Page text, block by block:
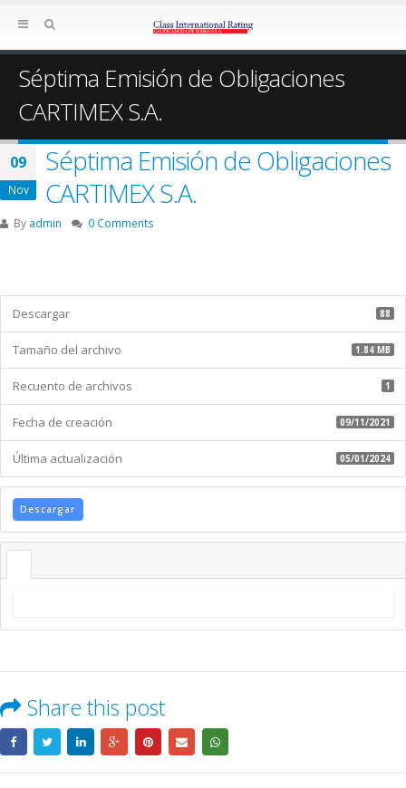
Séptima Emisión de Obligaciones
CARTIMEX S.A.
09
Nov
Séptima Emisión de Obligaciones
CARTIMEX S.A.
By admin 0 Comments
Descargar 88
Tamaño del archivo 1.84 MB
Recuento de archivos 1
Fecha de creación 09/11/2021
Última actualización 05/01/2024
Descargar
Share this post